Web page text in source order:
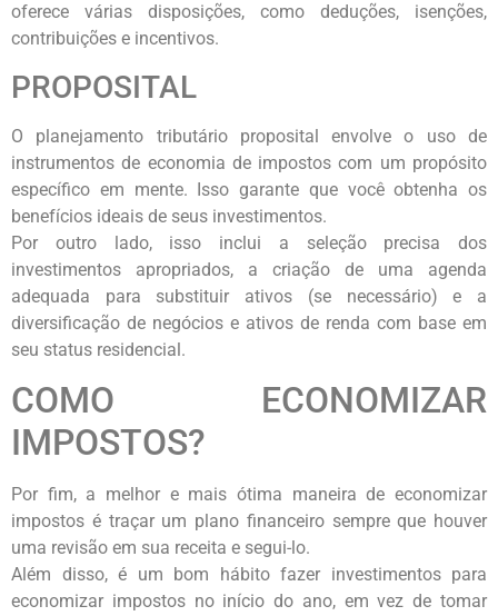
oferece várias disposições, como deduções, isenções,
contribuições e incentivos.
PROPOSITAL
O planejamento tributário proposital envolve o uso de
instrumentos de economia de impostos com um propósito
específico em mente. Isso garante que você obtenha os
benefícios ideais de seus investimentos.
Por outro lado, isso inclui a seleção precisa dos
investimentos apropriados, a criação de uma agenda
adequada para substituir ativos (se necessário) e a
diversificação de negócios e ativos de renda com base em
seu status residencial.
COMO ECONOMIZAR
IMPOSTOS?
Por fim, a melhor e mais ótima maneira de economizar
impostos é traçar um plano financeiro sempre que houver
uma revisão em sua receita e segui-lo.
Além disso, é um bom hábito fazer investimentos para
economizar impostos no início do ano, em vez de tomar